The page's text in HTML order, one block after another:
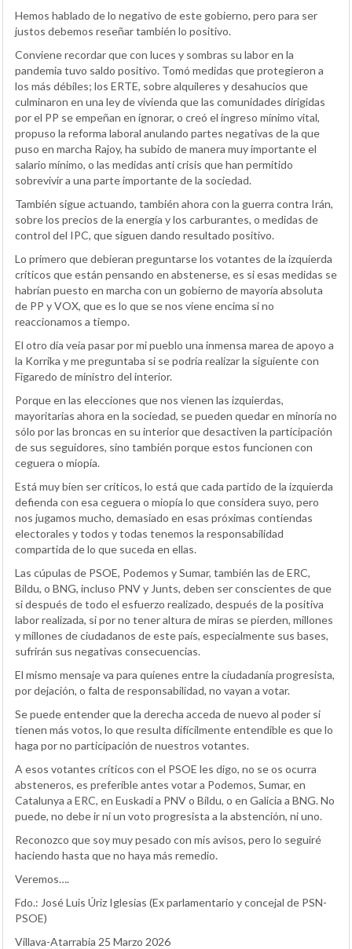
Hemos hablado de lo negativo de este gobierno, pero para ser
justos debemos reseñar también lo positivo.
Conviene recordar que con luces y sombras su labor en la
pandemia tuvo saldo positivo. Tomó medidas que protegieron a
los más débiles; los ERTE, sobre alquileres y desahucios que
culminaron en una ley de vivienda que las comunidades dirigidas
por el PP se empeñan en ignorar, o creó el ingreso mínimo vital,
propuso la reforma laboral anulando partes negativas de la que
puso en marcha Rajoy, ha subido de manera muy importante el
salario mínimo, o las medidas anti crisis que han permitido
sobrevivir a una parte importante de la sociedad.
También sigue actuando, también ahora con la guerra contra Irán,
sobre los precios de la energía y los carburantes, o medidas de
control del IPC, que siguen dando resultado positivo.
Lo primero que debieran preguntarse los votantes de la izquierda
críticos que están pensando en abstenerse, es si esas medidas se
habrían puesto en marcha con un gobierno de mayoría absoluta
de PP y VOX, que es lo que se nos viene encima si no
reaccionamos a tiempo.
El otro día veía pasar por mi pueblo una inmensa marea de apoyo a
la Korrika y me preguntaba si se podría realizar la siguiente con
Figaredo de ministro del interior.
Porque en las elecciones que nos vienen las izquierdas,
mayoritarias ahora en la sociedad, se pueden quedar en minoría no
sólo por las broncas en su interior que desactiven la participación
de sus seguidores, sino también porque estos funcionen con
ceguera o miopía.
Está muy bien ser críticos, lo está que cada partido de la izquierda
defienda con esa ceguera o miopía lo que considera suyo, pero
nos jugamos mucho, demasiado en esas próximas contiendas
electorales y todos y todas tenemos la responsabilidad
compartida de lo que suceda en ellas.
Las cúpulas de PSOE, Podemos y Sumar, también las de ERC,
Bildu, o BNG, incluso PNV y Junts, deben ser conscientes de que
si después de todo el esfuerzo realizado, después de la positiva
labor realizada, si por no tener altura de miras se pierden, millones
y millones de ciudadanos de este país, especialmente sus bases,
sufrirán sus negativas consecuencias.
El mismo mensaje va para quienes entre la ciudadanía progresista,
por dejación, o falta de responsabilidad, no vayan a votar.
Se puede entender que la derecha acceda de nuevo al poder si
tienen más votos, lo que resulta difícilmente entendible es que lo
haga por no participación de nuestros votantes.
A esos votantes críticos con el PSOE les digo, no se os ocurra
absteneros, es preferible antes votar a Podemos, Sumar, en
Catalunya a ERC, en Euskadi a PNV o Bildu, o en Galicia a BNG. No
puede, no debe ir ni un voto progresista a la abstención, ni uno.
Reconozco que soy muy pesado con mis avisos, pero lo seguiré
haciendo hasta que no haya más remedio.
Veremos….
Fdo.: José Luis Úriz Iglesias (Ex parlamentario y concejal de PSN-
PSOE)
Villava-Atarrabia 25 Marzo 2026